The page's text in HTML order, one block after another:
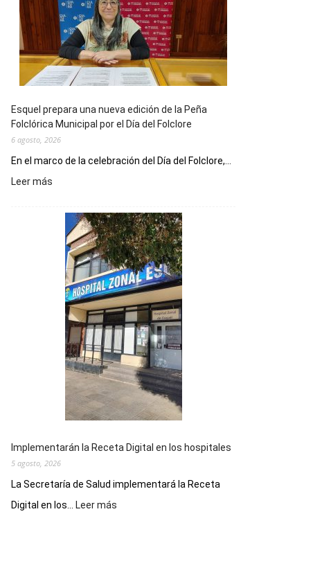
Esquel prepara una nueva edición de la Peña
Folclórica Municipal por el Día del Folclore
6 agosto, 2026
En el marco de la celebración del Día del Folclore,...
Leer más
nueva
edición
Peña
Folclórica
Municipal
por
Día
Folclore
Implementarán la Receta Digital en los hospitales
5 agosto, 2026
La Secretaría de Salud implementará la Receta
Digital en los...
Leer más